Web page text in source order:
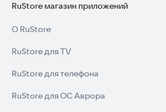
RuStore магазин приложений
О RuStore
RuStore для TV
RuStore для телефона
RuStore для ОС Аврора